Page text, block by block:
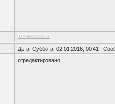
Дата: Суббота, 02.01.2016, 00:41 |
отредактировано